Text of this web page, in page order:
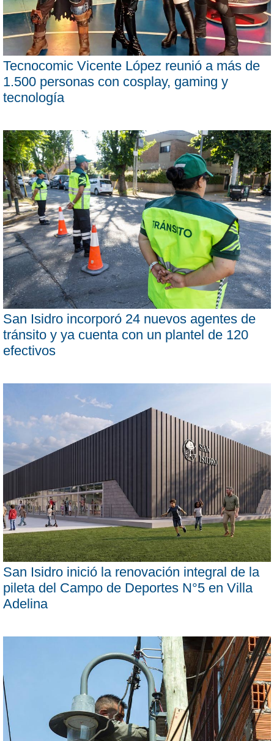
Tecnocomic Vicente López reunió a más de
1.500 personas con cosplay, gaming y
tecnología
San Isidro incorporó 24 nuevos agentes de
tránsito y ya cuenta con un plantel de 120
efectivos
San Isidro inició la renovación integral de la
pileta del Campo de Deportes N°5 en Villa
Adelina